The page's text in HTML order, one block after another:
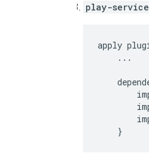
play-
apply
...
}